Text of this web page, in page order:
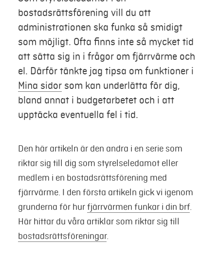
Mina sidor
bostadsrättsförening vill du att
administrationen ska funka så smidigt
som möjligt. Ofta finns inte så mycket tid
att sätta sig in i frågor om fjärrvärme och
el. Därför tänkte jag tipsa om funktioner i
Mina sidorsom kan underlätta för dig,
bland annat i budgetarbetet och i att
upptäcka eventuella fel i tid.
Den här artikeln är den andra i en serie som
riktar sig till dig som styrelseledamot eller
medlem i en bostadsrättsförening med
fjärrvärme. I den första artikeln gick vi igenom
grunderna för hurfjärrvärmen funkar i din brf.
Här hittar du våra artiklar som riktar sig till
bostadsrättsföreningar.